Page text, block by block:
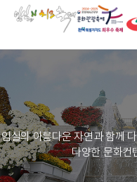
임실의 아름다운 자연과 함께
다양한 문화컨